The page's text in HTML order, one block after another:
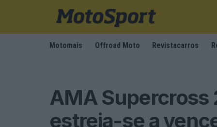
Motomais Offroad Moto Revistacarros
AMA Supercross
estreia-se a